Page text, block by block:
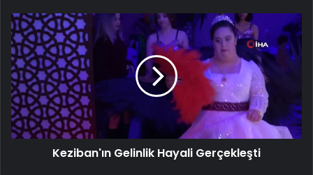
Keziban'ın
Gelinlik
Hayali
Gerçekleşti
Keziban'ın Gelinlik Hayali Gerçekleşti